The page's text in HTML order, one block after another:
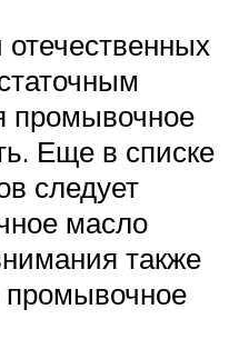
промывочное
Еще в списке
следует
масло
также
промывочное